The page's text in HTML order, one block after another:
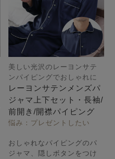
美しい光沢のレーヨンサテ
ンパイピングでおしゃれに
レーヨンサテンメンズパ
ジャマ上下セット・長袖/
前開き/開襟パイピング
悩み：プレゼントしたい
おしゃれなパイピングのパ
ジャマ、隠しボタンをつけ